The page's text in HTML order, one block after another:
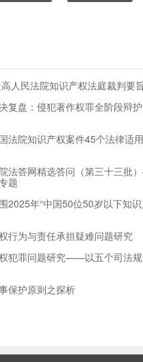
人民法院知识产权法庭裁判要
复盘：侵犯著作权罪全阶段辩
法院知识产权案件45个法律适
法答网精选答问（第三十三批
题
2025年“中国50位50岁以下知
行为与责任承担疑难问题研究
犯罪问题研究——以五个司法
保护原则之探析